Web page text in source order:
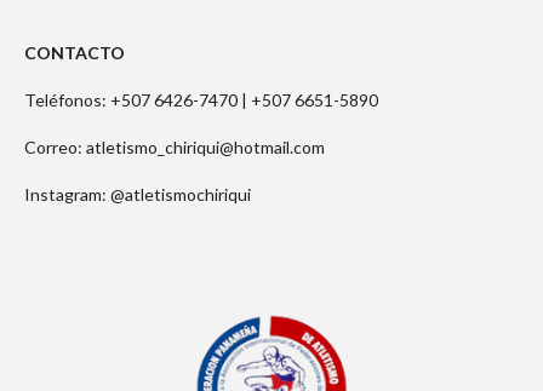
CONTACTO
Teléfonos: +507 6426-7470 | +507 6651-5890
Correo: atletismo_chiriqui@hotmail.com
Instagram: @atletismochiriqui